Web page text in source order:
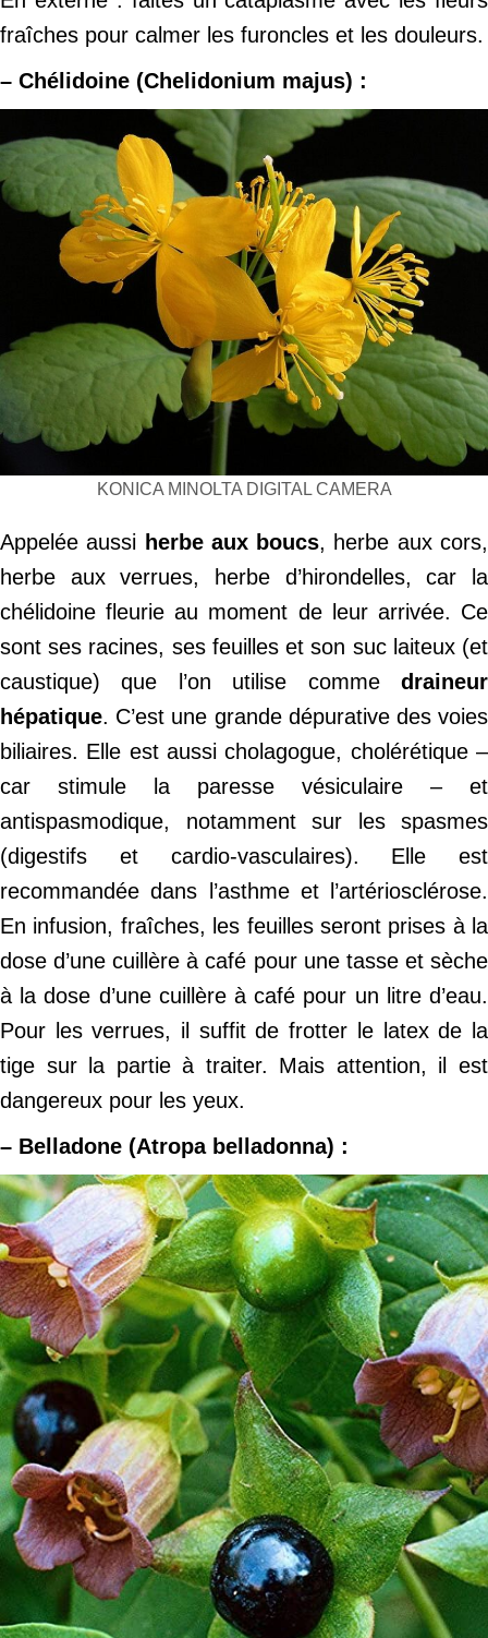
fraîches pour calmer les furoncles et les douleurs.
– Chélidoine (Chelidonium majus) :
KONICA MINOLTA DIGITAL CAMERA
Appelée aussi herbe aux boucs, herbe aux cors,
herbe aux verrues, herbe d’hirondelles, car la
chélidoine fleurie au moment de leur arrivée. Ce
sont ses racines, ses feuilles et son suc laiteux (et
caustique) que l’on utilise comme draineur
hépatique. C’est une grande dépurative des voies
biliaires. Elle est aussi cholagogue, cholérétique –
car stimule la paresse vésiculaire – et
antispasmodique, notamment sur les spasmes
(digestifs et cardio-vasculaires). Elle est
recommandée dans l’asthme et l’artériosclérose.
En infusion, fraîches, les feuilles seront prises à la
dose d’une cuillère à café pour une tasse et sèche
à la dose d’une cuillère à café pour un litre d’eau.
Pour les verrues, il suffit de frotter le latex de la
tige sur la partie à traiter. Mais attention, il est
dangereux pour les yeux.
– Belladone (Atropa belladonna) :